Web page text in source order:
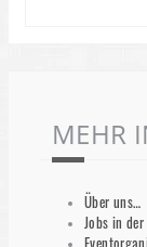
MEHR
Über uns…
Jobs in